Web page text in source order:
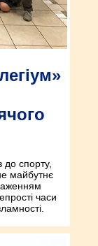
спорту,
майбутнє
часи